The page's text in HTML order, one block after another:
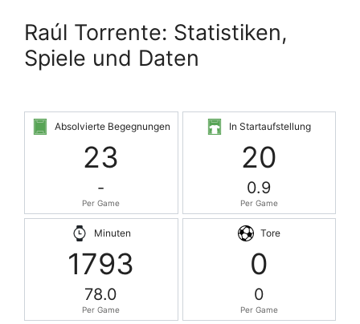
Raúl Torrente: Statistiken,
Spiele und Daten
Absolvierte Begegnungen
23
-
Per Game
In Startaufstellung
20
0.9
Per Game
Minuten
1793
78.0
Per Game
Tore
0
0
Per Game